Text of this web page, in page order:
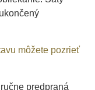
môžete pozrieť
predpraná